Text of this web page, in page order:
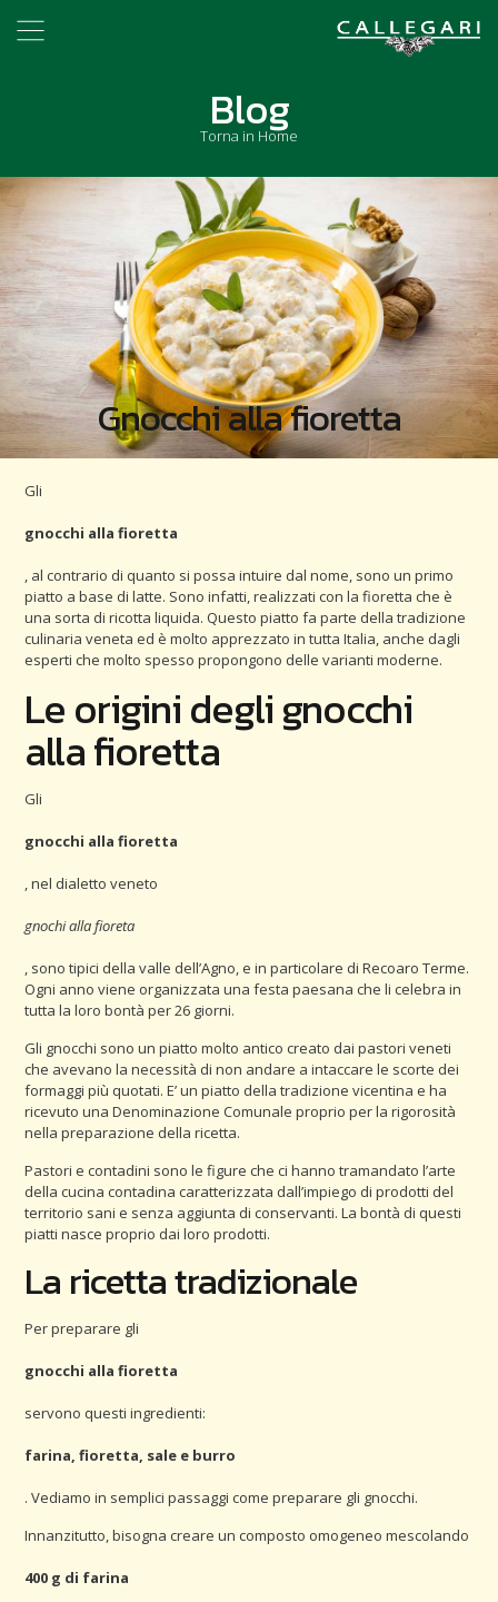
Blog
Torna in Home
Gnocchi alla fioretta
Gli
gnocchi alla fioretta
, al contrario di quanto si possa intuire dal nome, sono un primo
piatto a base di latte. Sono infatti, realizzati con la fioretta che è
una sorta di ricotta liquida. Questo piatto fa parte della tradizione
culinaria veneta ed è molto apprezzato in tutta Italia, anche dagli
esperti che molto spesso propongono delle varianti moderne.
Le origini degli gnocchi
alla fioretta
Gli
gnocchi alla fioretta
, nel dialetto veneto
gnochi alla fioreta
, sono tipici della valle dell’Agno, e in particolare di Recoaro Terme.
Ogni anno viene organizzata una festa paesana che li celebra in
tutta la loro bontà per 26 giorni.
Gli gnocchi sono un piatto molto antico creato dai pastori veneti
che avevano la necessità di non andare a intaccare le scorte dei
formaggi più quotati. E’ un piatto della tradizione vicentina e ha
ricevuto una Denominazione Comunale proprio per la rigorosità
nella preparazione della ricetta.
Pastori e contadini sono le figure che ci hanno tramandato l’arte
della cucina contadina caratterizzata dall’impiego di prodotti del
territorio sani e senza aggiunta di conservanti. La bontà di questi
piatti nasce proprio dai loro prodotti.
La ricetta tradizionale
Per preparare gli
gnocchi alla fioretta
servono questi ingredienti:
farina, fioretta, sale e burro
. Vediamo in semplici passaggi come preparare gli gnocchi.
Innanzitutto, bisogna creare un composto omogeneo mescolando
400 g di farina